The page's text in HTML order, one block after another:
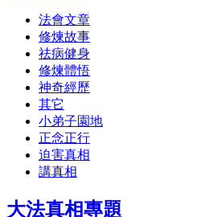
法會文章
修煉故事
祛病健身
修煉體悟
神奇經歷
其它
小弟子園地
正念正行
迫害真相
講真相
大法真相專題